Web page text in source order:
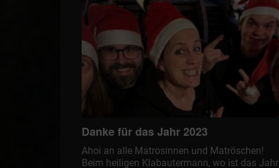
Danke für das Jahr 2023
Ahoi an alle Matrosinnen und Matröschen!
Beim heiligen Klabautermann, wo ist das Jahr